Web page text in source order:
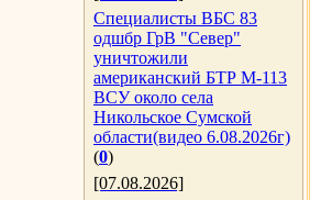
Специалисты ВБС 83
одшбр ГрВ "Север"
уничтожили
американский БТР М-113
ВСУ около села
Никольское Сумской
области(видео 6.08.2026г)
(0)
[07.08.2026]